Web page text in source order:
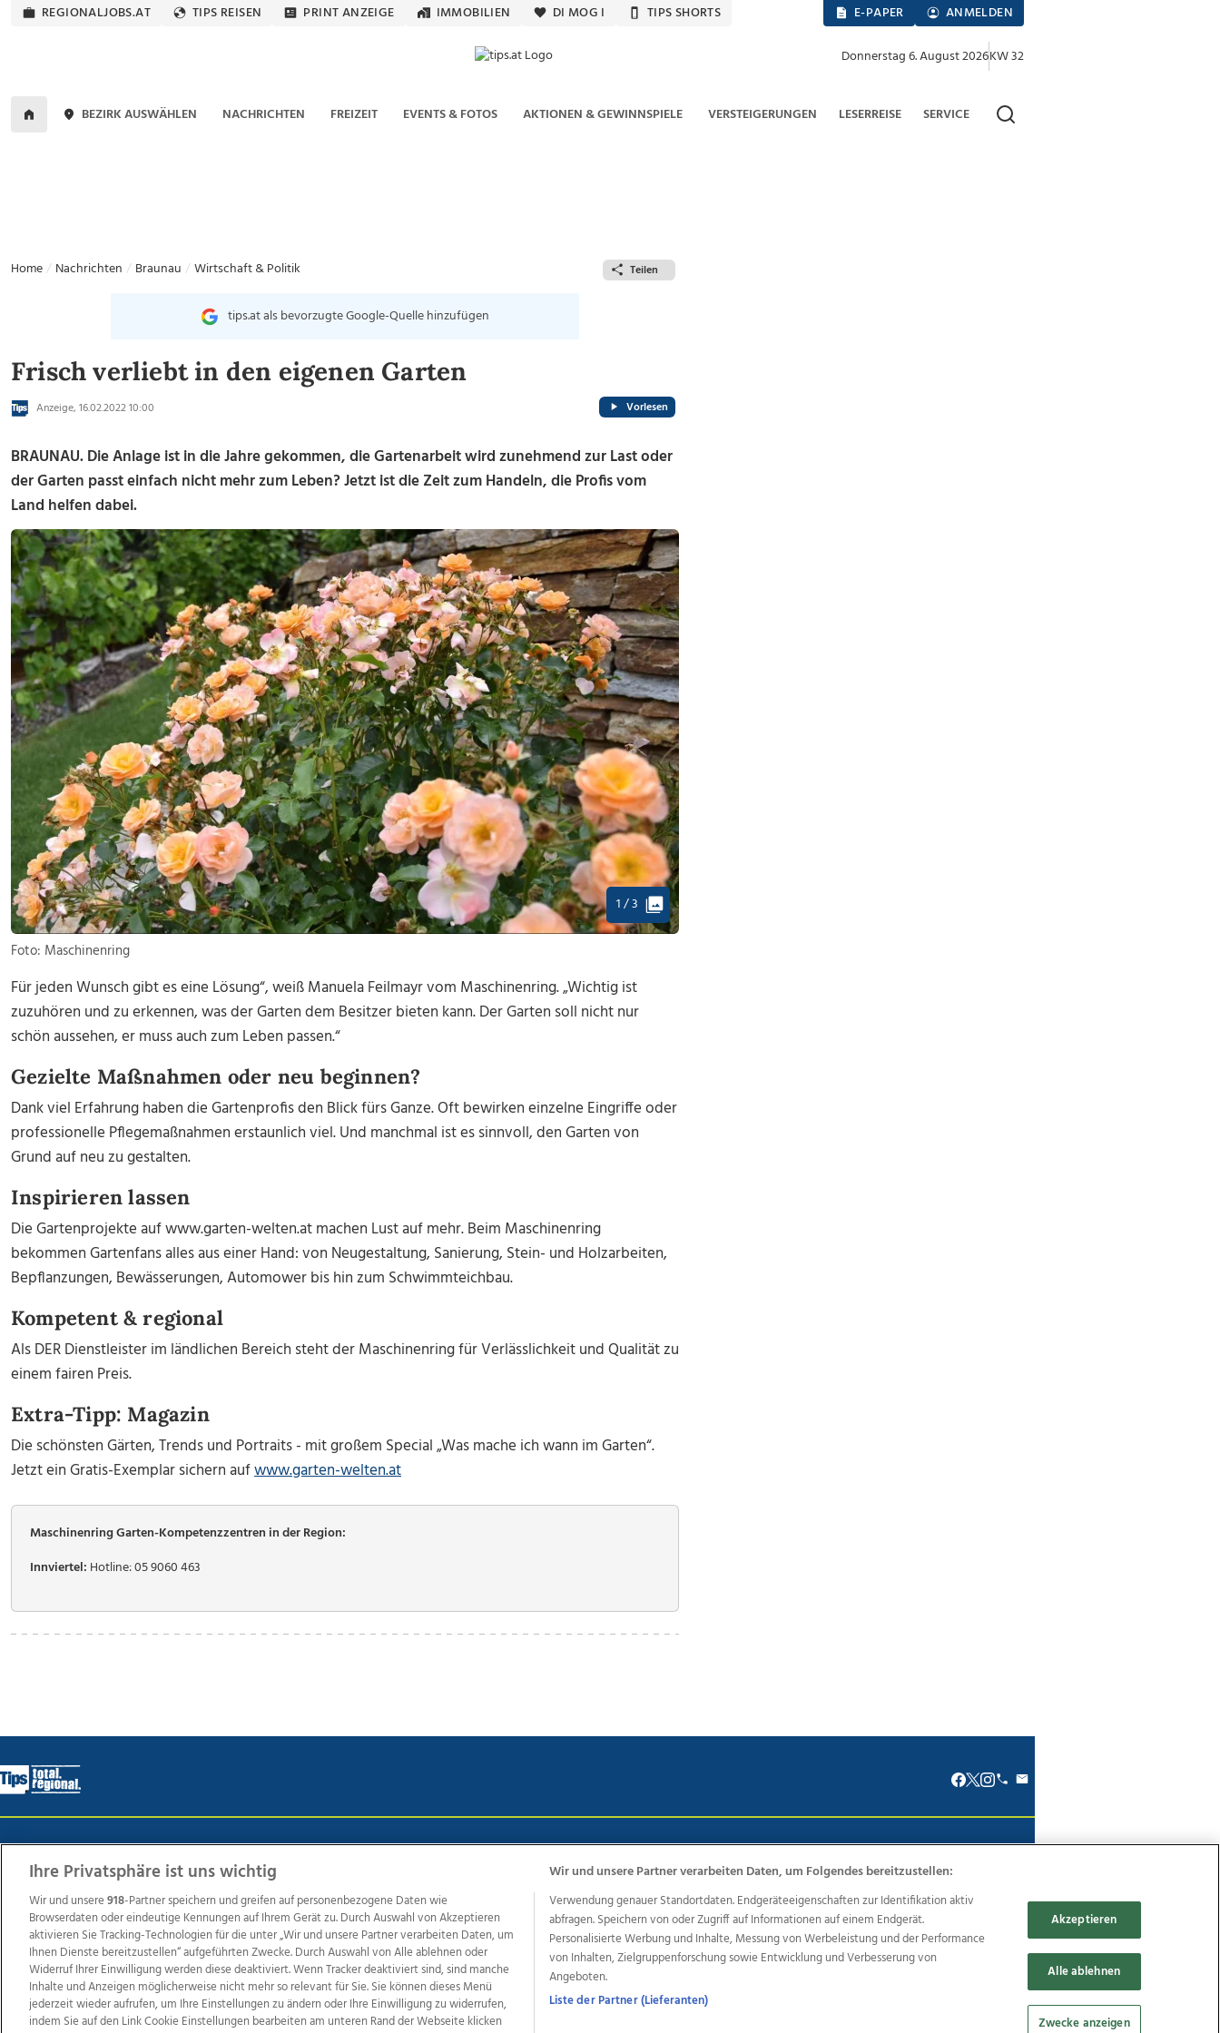
REGIONALJOBS.AT TIPS REISEN PRINT ANZEIGE IMMOBILIEN DI MOG I TIPS SHORTS E-PAPER ANMELDEN
Donnerstag 6. August 2026KW 32
BEZIRK AUSWÄHLEN NACHRICHTEN FREIZEIT EVENTS & FOTOS AKTIONEN & GEWINNSPIELE VERSTEIGERUNGEN LESERREISE SERVICE
Home Nachrichten Braunau Wirtschaft & Politik Teilen
tips.at als bevorzugte Google-Quelle hinzufügen
Frisch verliebt in den eigenen Garten
Anzeige, 16.02.2022 10:00 Vorlesen
BRAUNAU. Die Anlage ist in die Jahre gekommen, die Gartenarbeit wird zunehmend zur Last oder
der Garten passt einfach nicht mehr zum Leben? Jetzt ist die Zeit zum Handeln, die Profis vom
Land helfen dabei.
1 / 3
Foto: Maschinenring
Für jeden Wunsch gibt es eine Lösung“, weiß Manuela Feilmayr vom Maschinenring. „Wichtig ist
zuzuhören und zu erkennen, was der Garten dem Besitzer bieten kann. Der Garten soll nicht nur
schön aussehen, er muss auch zum Leben passen.“
Gezielte Maßnahmen oder neu beginnen?
Dank viel Erfahrung haben die Gartenprofis den Blick fürs Ganze. Oft bewirken einzelne Eingriffe oder
professionelle Pflegemaßnahmen erstaunlich viel. Und manchmal ist es sinnvoll, den Garten von
Grund auf neu zu gestalten.
Inspirieren lassen
Die Gartenprojekte auf www.garten-welten.at machen Lust auf mehr. Beim Maschinenring
bekommen Gartenfans alles aus einer Hand: von Neugestaltung, Sanierung, Stein- und Holzarbeiten,
Bepflanzungen, Bewässerungen, Automower bis hin zum Schwimmteichbau.
Kompetent & regional
Als DER Dienstleister im ländlichen Bereich steht der Maschinenring für Verlässlichkeit und Qualität zu
einem fairen Preis.
Extra-Tipp: Magazin
Die schönsten Gärten, Trends und Portraits - mit großem Special „Was mache ich wann im Garten“.
Jetzt ein Gratis-Exemplar sichern aufwww.garten-welten.at
Maschinenring Garten-Kompetenzzentren in der Region:
Innviertel: Hotline: 05 9060 463
Weitere Angebote des Medienhauses Wimmer
TV1 di-mog-i.at OÖNow Ischler Woche Life Radio OÖNachrichten OÖN Immobilien OÖN Karriere OÖN Reise
Promenaden Galerien
Regionaljobs
wasistlos.at wirtrauern.at
Ihre Privatsphäre ist uns wichtig
Wir und unsere918-Partner speichern und greifen auf personenbezogene Daten wie
Browserdaten oder eindeutige Kennungen auf Ihrem Gerät zu. Durch Auswahl von Akzeptieren
aktivieren Sie Tracking-Technologien für die unter „Wir und unsere Partner verarbeiten Daten, um
Ihnen Dienste bereitzustellen“ aufgeführten Zwecke. Durch Auswahl von Alle ablehnen oder
Widerruf Ihrer Einwilligung werden diese deaktiviert. Wenn Tracker deaktiviert sind, sind manche
Inhalte und Anzeigen möglicherweise nicht mehr so relevant für Sie. Sie können dieses Menü
jederzeit wieder aufrufen, um Ihre Einstellungen zu ändern oder Ihre Einwilligung zu widerrufen,
indem Sie auf den Link Cookie Einstellungen bearbeiten am unteren Rand der Webseite klicken
Wir und unsere Partner verarbeiten Daten, um Folgendes bereitzustellen:
Verwendung genauer Standortdaten. Endgeräteeigenschaften zur Identifikation aktiv
abfragen. Speichern von oder Zugriff auf Informationen auf einem Endgerät.
Personalisierte Werbung und Inhalte, Messung von Werbeleistung und der Performance
von Inhalten, Zielgruppenforschung sowie Entwicklung und Verbesserung von
Angeboten.
Liste der Partner (Lieferanten)
Akzeptieren
Alle ablehnen
Zwecke anzeigen